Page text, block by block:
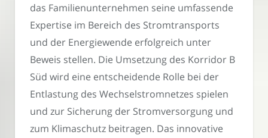
das Familienunternehmen seine umfassende
Expertise im Bereich des Stromtransports
und der Energiewende erfolgreich unter
Beweis stellen. Die Umsetzung des Korridor B
Süd wird eine entscheidende Rolle bei der
Entlastung des Wechselstromnetzes spielen
und zur Sicherung der Stromversorgung und
zum Klimaschutz beitragen. Das innovative